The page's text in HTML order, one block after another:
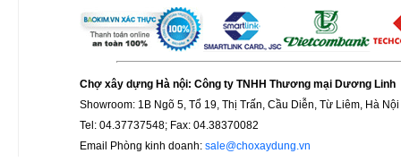
Chợ xây dựng Hà nội: Công ty TNHH Thương mại Dương Linh
Showroom: 1B Ngõ 5, Tổ 19, Thị Trấn, Cầu Diễn, Từ Liêm, Hà Nội
Tel: 04.37737548; Fax: 04.38370082
Email Phòng kinh doanh: sale@choxaydung.vn